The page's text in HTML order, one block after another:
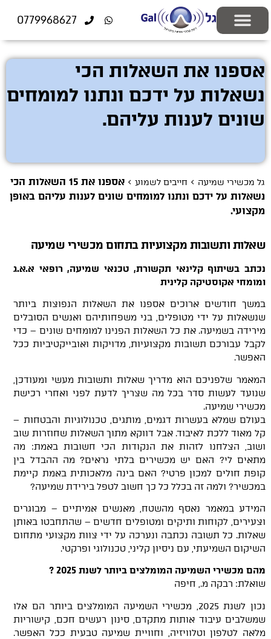
לתוכן
0779968627
אספנו את השאלות הכי
נשאלות על ידכם ונתנו למומחים
שונים לענות עליהם.
גל מכשירי שמיעה > חייבים לשמוע >
אספנו את 15 השאלות הכי
נשאלות על ידכם ונתנו למומחים שונים לענות עליהם באופן
מקצועי.
שאלות ותשובות מקצועיות בתחום מכשירי שמיעה
נכתב בשיתוף קלינאי תקשורת, טכנאי שמיעה, רופאי א.א.ג
ומומחי אקוסטיקה קלינית
במשך חודשים ארוכים אספנו את השאלות הנפוצות ביותר
שנשאלות על ידי מטופלים, בני משפחותיהם ואנשים הסובלים
מירידה בשמיעה. את כל השאלות הפנינו למומחים שונים – כדי
לקבל עבורכם תשובות מקצועיות, מדויקות ואובייקטיביות ככל
האפשר.
המאמר שלפניכם הוא מדריך שאלות ותשובות מעשי ומעודכן,
שנועד לעשות סדר בכל מה שצריך לדעת לפני ואחרי רכישת
מכשירי שמיעה.
בעולם שמלא בעשרות דגמים, מותגים, טכנולוגיות והבטחות –
קל מאוד ללכת לאיבוד. אבל דווקא מתוך השאלות שחוזרות שוב
ושוב, הצלחנו לזהות את הנקודות הכי חשובות באמת: מה
מתאים לי? האם יש מכשירים בלתי נראים? מה ההבדל בין
קופת חולים למכון פרטי? האם בינה מלאכותית באמת קיימת
במכשיר? ולמה זה בכלל כל כך חשוב לטפל בירידת שמיעה?
המידע במאמר נאסף מהשטח, מאנשים אמיתיים – מבוגרים
וצעירים, לקוחות ותיקים ומטופלים חדשים – שהתחבטו באותן
שאלות. כל תשובה נכתבה ונערכה על ידי צוות מקצועי מתחום
השיקום השמיעתי, עם ניסיון קליני, טכנולוגי ופרקטי.
מהם מכשירי השמיעה המומלצים ביותר לשנת 2025 ?
שואלת: רבקה מ., חיפה
נכון לשנת 2025, מכשירי השמיעה המומלצים ביותר הם אלו
שמשלבים עיבוד אותות מתקדם, סינון רעשים חכם, קישוריות
מלאה לטלפון וטלוויזיה, וחוויית שמיעה טבעית ככל האפשר.